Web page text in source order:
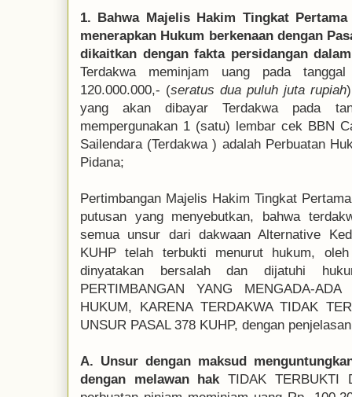
1. Bahwa Majelis Hakim Tingkat
menerapkan Hukum berkenaan dengan
dikaitkan dengan fakta persidangan
Terdakwa meminjam uang pada
120.000.000,- (seratus dua puluh juta rupiah
yang akan dibayar Terdakwa pada
mempergunakan 1 (satu) lembar cek BBN
Sailendara (Terdakwa ) adalah Perbuatan
Pidana;
Pertimbangan Majelis Hakim Tingkat
putusan yang menyebutkan, bahwa
semua unsur dari dakwaan Alternative
KUHP telah terbukti menurut hukum,
dinyatakan bersalah dan dijatuhi
PERTIMBANGAN YANG MENGADA-
HUKUM, KARENA TERDAKWA TIDAK
UNSUR PASAL 378 KUHP, dengan
A. Unsur dengan maksud
dengan melawan hakTIDAK TERBUKTI